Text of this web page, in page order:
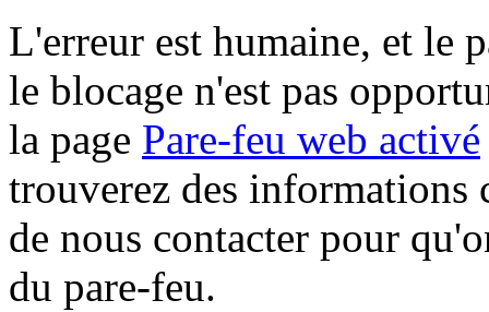
L'erreur est humaine, et le
le blocage n'est pas
la page Pare-feu web activé
trouverez des informations
de nous contacter pour
du pare-feu.